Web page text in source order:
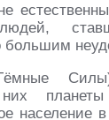
большим
Силы)
население